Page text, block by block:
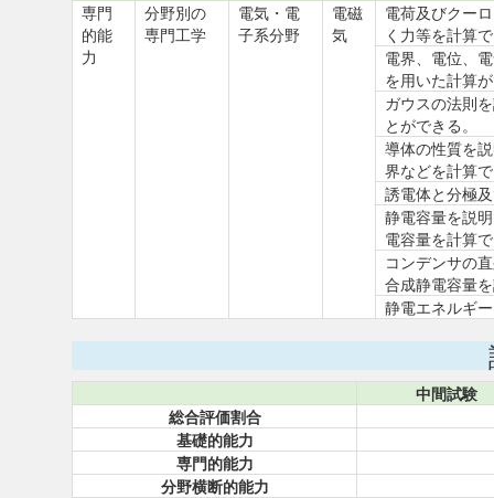
専門
的能
力
分野別の
専門工学
電気・電
子系分野
電磁
気
電荷及びクー
く力等を計算
電界、電位、
を用いた計算
ガウスの法則
とができる。
導体の性質を
界などを計算
誘電体と分極
静電容量を説
電容量を計算
コンデンサの
合成静電容量
静電エネルギ
中間試験
総合評価割合
基礎的能力
専門的能力
分野横断的能力